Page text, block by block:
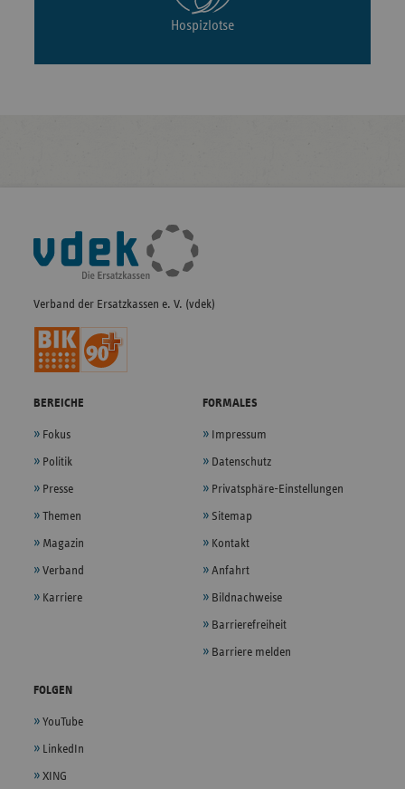
Hospizlotse
Fußleisten-
Navigation
Verband der Ersatzkassen e. V. (vdek)
BEREICHE
Fokus
Politik
Presse
Themen
Magazin
Verband
Karriere
FORMALES
Impressum
Datenschutz
Privatsphäre-Einstellungen
Sitemap
Kontakt
Anfahrt
Bildnachweise
Barrierefreiheit
Barriere melden
FOLGEN
YouTube
LinkedIn
XING